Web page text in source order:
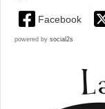
Facebook
powered by social2s